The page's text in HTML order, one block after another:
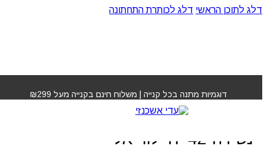
דלג לתוכן הראשי דלג לכותרת התחתונה
דוגמיות מתנה בכל קנייה | משלוח חינם בקנייה מעל ₪299
נשירה 42 יח' לוריאל